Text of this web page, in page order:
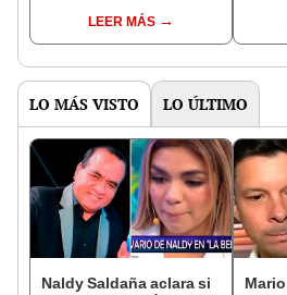
“Ella también agrede”
LEER MÁS
LO MÁS VISTO LO ÚLTIMO
Naldy Saldaña aclara si